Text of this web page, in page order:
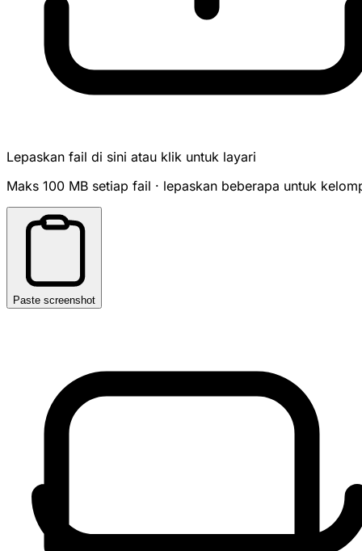
Lepaskan fail di sini atau klik untuk layari
Maks 100 MB setiap fail · lepaskan beberapa untuk
Paste screenshot